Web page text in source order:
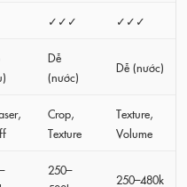
✓✓✓ ✓✓✓
Dễ
(nước)
Dễ (nước)
Crop,
Texture
Texture,
Volume
250–
250–480k